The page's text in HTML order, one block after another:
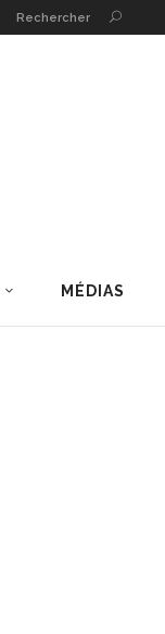
Rechercher
MÉDIAS